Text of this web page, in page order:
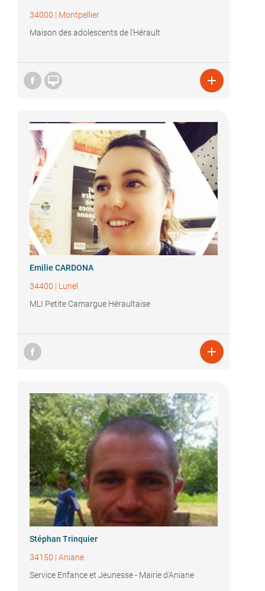
34000 | Montpellier
Maison des adolescents de l'Hérault
 
Emilie CARDONA
34400 | Lunel
MLI Petite Camargue Héraultaise

Stéphan Trinquier
34150 | Aniane
Service Enfance et Jeunesse - Mairie d'Aniane